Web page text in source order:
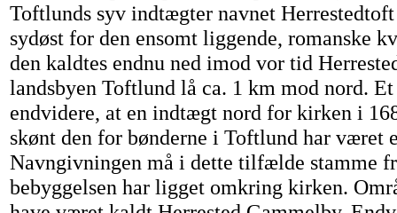
Toftlunds syv indtægter navnet
sydøst for den ensomt liggende, romanske
den kaldtes endnu ned imod vor tid
landsbyen Toftlund lå ca. 1 km mod nord.
endvidere, at en indtægt nord for kirken i
skønt den for bønderne i Toftlund har været
Navngivningen må i dette tilfælde stamme
bebyggelsen har ligget omkring kirken.